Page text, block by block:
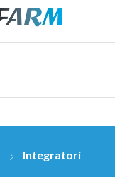
Integratori